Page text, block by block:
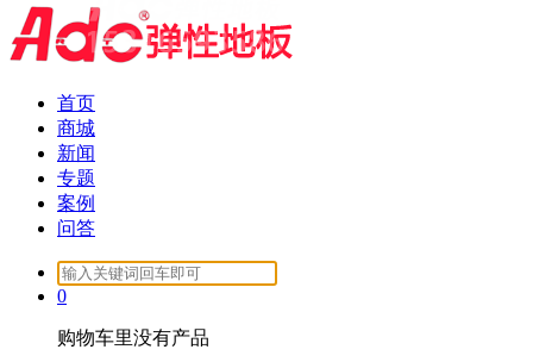
首页
商城
新闻
专题
案例
问答
Search
for:
0
购物车里没有产品